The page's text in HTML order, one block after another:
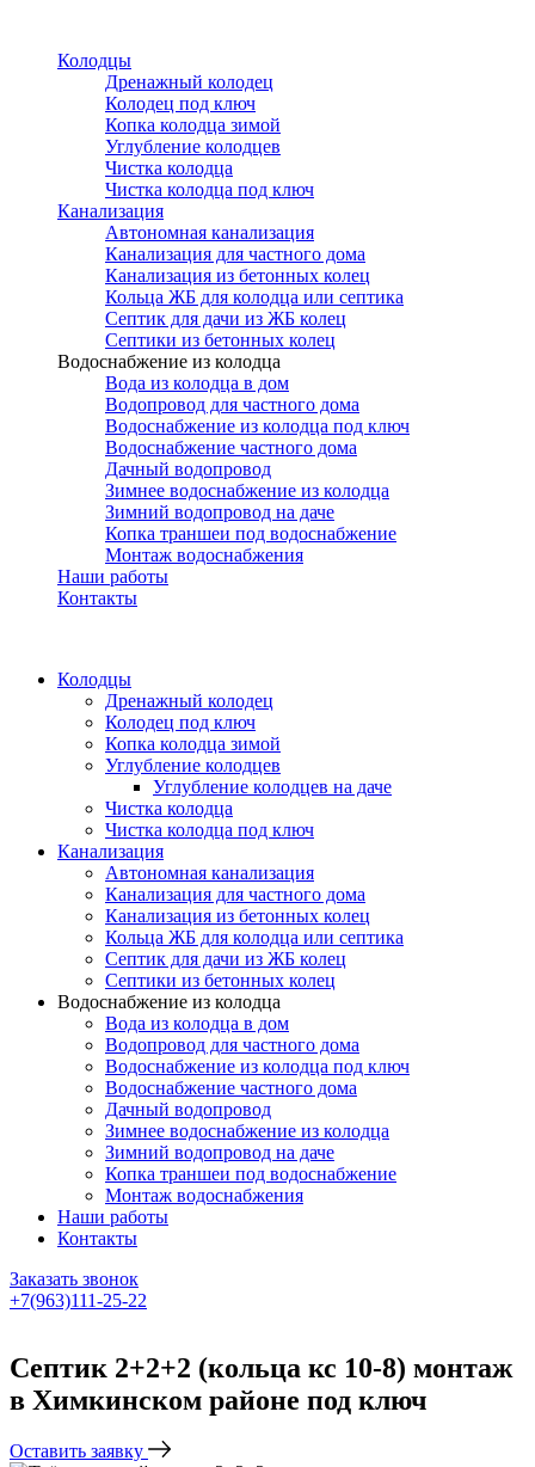
основному
содержанию
Колодцы
Дренажный колодец
Колодец под ключ
Копка колодца зимой
Углубление колодцев
Чистка колодца
Чистка колодца под ключ
Канализация
Автономная канализация
Канализация для частного дома
Канализация из бетонных колец
Кольца ЖБ для колодца или септика
Септик для дачи из ЖБ колец
Септики из бетонных колец
Водоснабжение из колодца
Вода из колодца в дом
Водопровод для частного дома
Водоснабжение из колодца под ключ
Водоснабжение частного дома
Дачный водопровод
Зимнее водоснабжение из колодца
Зимний водопровод на даче
Копка траншеи под водоснабжение
Монтаж водоснабжения
Наши работы
Контакты
Колодцы
Дренажный колодец
Колодец под ключ
Копка колодца зимой
Углубление колодцев
Углубление колодцев на даче
Чистка колодца
Чистка колодца под ключ
Канализация
Автономная канализация
Канализация для частного дома
Канализация из бетонных колец
Кольца ЖБ для колодца или септика
Септик для дачи из ЖБ колец
Септики из бетонных колец
Водоснабжение из колодца
Вода из колодца в дом
Водопровод для частного дома
Водоснабжение из колодца под ключ
Водоснабжение частного дома
Дачный водопровод
Зимнее водоснабжение из колодца
Зимний водопровод на даче
Копка траншеи под водоснабжение
Монтаж водоснабжения
Наши работы
Контакты
Заказать звонок
+7(963)111-25-22
Септик 2+2+2 (кольца кс 10-8) монтаж
в Химкинском районе под ключ
Оставить заявку